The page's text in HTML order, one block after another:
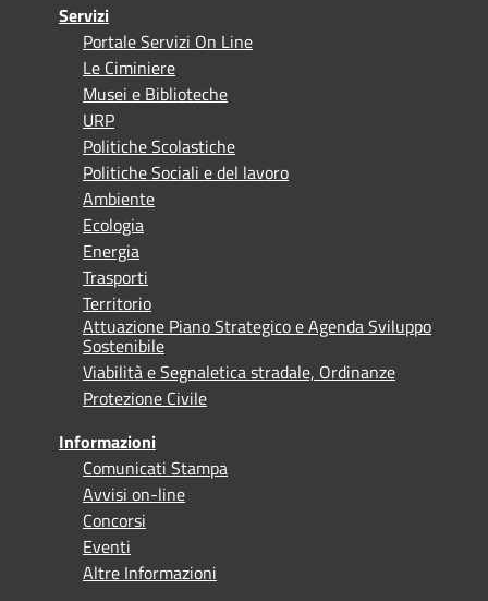
Servizi
Portale Servizi On Line
Le Ciminiere
Musei e Biblioteche
URP
Politiche Scolastiche
Politiche Sociali e del lavoro
Ambiente
Ecologia
Energia
Trasporti
Territorio
Attuazione Piano Strategico e Agenda Sviluppo
Sostenibile
Viabilità e Segnaletica stradale, Ordinanze
Protezione Civile
Informazioni
Comunicati Stampa
Avvisi on-line
Concorsi
Eventi
Altre Informazioni